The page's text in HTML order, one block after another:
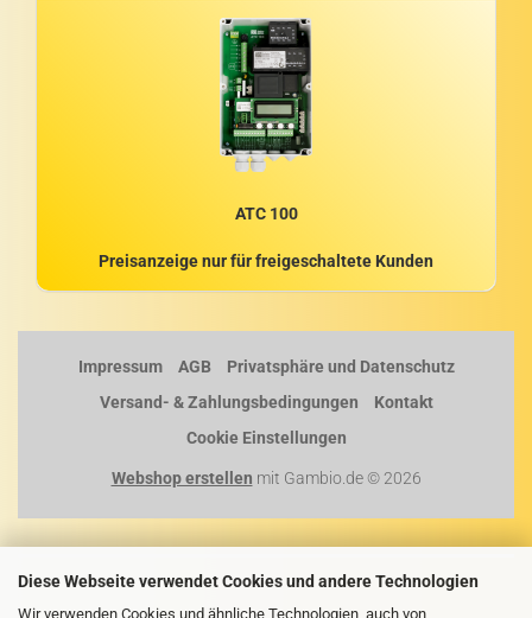
Diese Webseite verwendet Cookies und andere Technologien
Wir verwenden Cookies und ähnliche Technologien, auch von
ATC 100
Preisanzeige nur für freigeschaltete Kunden
Impressum AGB
Privatsphäre und Datenschutz
Versand- & Zahlungsbedingungen
Kontakt
Cookie Einstellungen
Webshop erstellen mit Gambio.de © 2026